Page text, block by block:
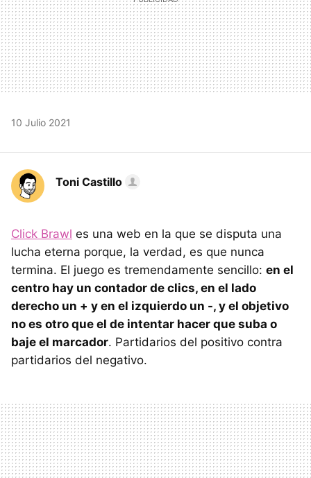
10 Julio 2021
Toni Castillo
Click Brawl es una web en la que se disputa una
lucha eterna porque, la verdad, es que nunca
termina. El juego es tremendamente sencillo: en el
centro hay un contador de clics, en el lado
derecho un + y en el izquierdo un -, y el objetivo
no es otro que el de intentar hacer que suba o
baje el marcador. Partidarios del positivo contra
partidarios del negativo.